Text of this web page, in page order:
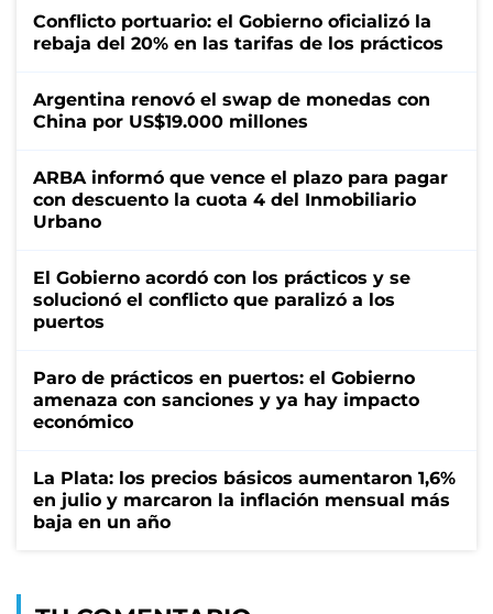
Conflicto portuario: el Gobierno oficializó la
rebaja del 20% en las tarifas de los prácticos
Argentina renovó el swap de monedas con
China por US$19.000 millones
ARBA informó que vence el plazo para pagar
con descuento la cuota 4 del Inmobiliario
Urbano
El Gobierno acordó con los prácticos y se
solucionó el conflicto que paralizó a los
puertos
Paro de prácticos en puertos: el Gobierno
amenaza con sanciones y ya hay impacto
económico
La Plata: los precios básicos aumentaron 1,6%
en julio y marcaron la inflación mensual más
baja en un año